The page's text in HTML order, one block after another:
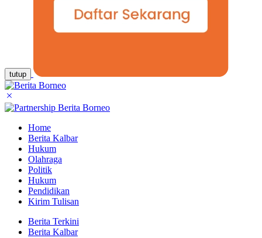
tutup
Home
Berita Kalbar
Hukum
Olahraga
Politik
Hukum
Pendidikan
Kirim Tulisan
Berita Terkini
Berita Kalbar